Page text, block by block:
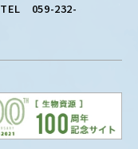
TEL 059-232-